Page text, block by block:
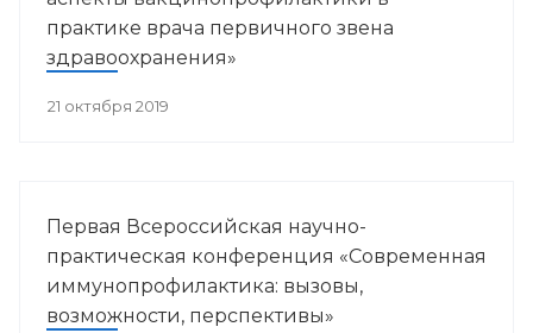
практике врача первичного звена
здравоохранения»
21 октября 2019
Первая Всероссийская научно-
практическая конференция «Современная
иммунопрофилактика: вызовы,
возможности, перспективы»